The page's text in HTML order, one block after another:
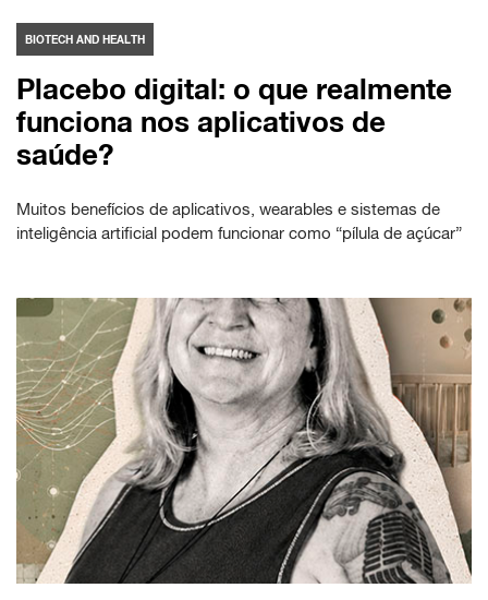
BIOTECH AND HEALTH
Placebo digital: o que realmente
funciona nos aplicativos de
saúde?
Muitos benefícios de aplicativos, wearables e sistemas de
inteligência artificial podem funcionar como “pílula de açúcar”